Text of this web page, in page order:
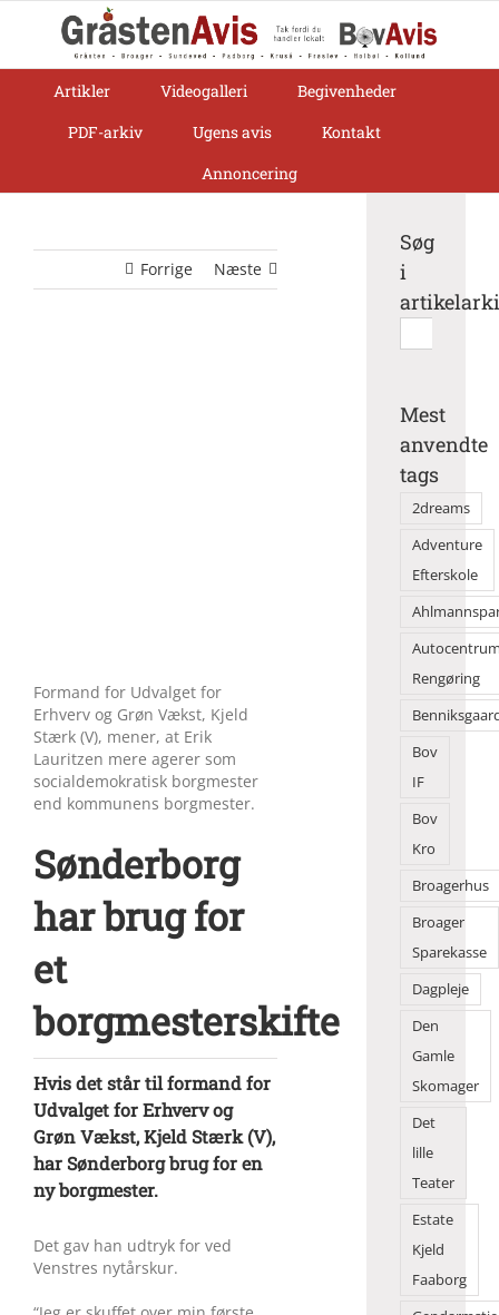
Artikler
Videogalleri
Begivenheder
PDF-arkiv
Ugens avis
Kontakt
Annoncering
Forrige Næste
Formand for Udvalget for
Erhverv og Grøn Vækst, Kjeld
Stærk (V), mener, at Erik
Lauritzen mere agerer som
socialdemokratisk borgmester
end kommunens borgmester.
Sønderborg
har brug for
et
borgmesterskifte
Hvis det står til formand for
Udvalget for Erhverv og
Grøn Vækst, Kjeld Stærk (V),
har Sønder­borg brug for en
ny borgmester.
Det gav han udtryk for ved
Venstres nytårskur.
Søg
i
efter:
Mest
anvendte
tags
2dreams
Adventure
Efterskole
Rengøring
Bov
IF
Bov
Kro
Broagerhus
Broager
Sparekasse
Dagpleje
Den
Gamle
Skomager
Det
lille
Teater
Estate
Kjeld
Faaborg